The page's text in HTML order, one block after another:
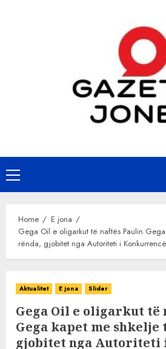
Primary
Menu
Home
E jona
Gega Oil e oligarkut të naftës Paulin
rënda, gjobitet nga Autoriteti i
Aktualitet E jona Slider
Gega Oil e oligarkut të
Gega kapet me shkelje
gjobitet nga Autoriteti